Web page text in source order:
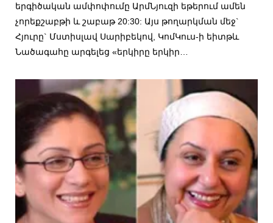
երգիծական ամփոփումը ԱրմՆյուզի եթերում ամեն
չորեքշաբթի և շաբաթ 20:30: Այս թողարկման մեջ`
Հյուրը` Մստիսլավ Սարիբեկով, ԿոմԿուս-ի եիտթև
Նածագահը արգելեց «երկիրը երկիր…